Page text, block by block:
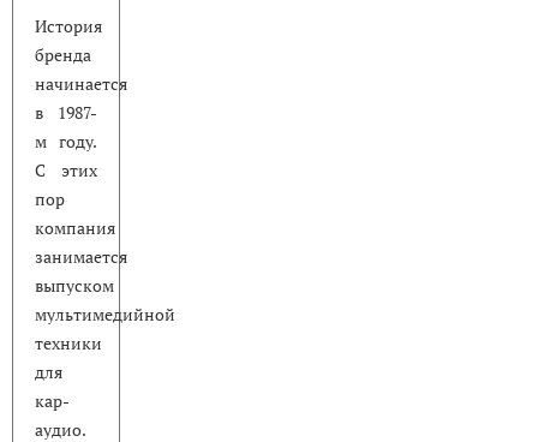
История
бренда
начинается
в 1987-
м году.
С этих
пор
компания
занимается
выпуском
мультимедийной
техники
для
кар-
аудио.